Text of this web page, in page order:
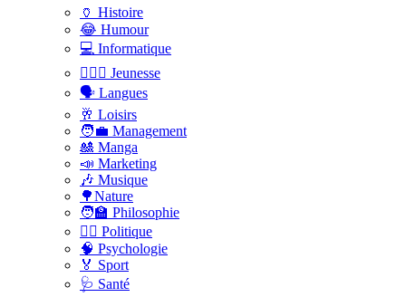
🏺 Histoire
😂 Humour
💻 Informatique
🤸🏽‍♀️ Jeunesse
🗣 Langues
🥂 Loisirs
🧑‍💼 Management
🎎 Manga
📣 Marketing
🎶 Musique
🌳Nature
🧑‍🏫 Philosophie
👨‍⚖️ Politique
🧠 Psychologie
🏅 Sport
🩺 Santé